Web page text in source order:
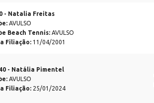
- Natalia Freitas
AVULSO
Beach Tennis: AVULSO
Filiação: 11/04/2001
- Natália Pimentel
AVULSO
Filiação: 25/01/2024